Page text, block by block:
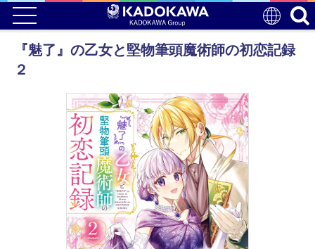
『魅了』の乙女と堅物筆頭魔術師の初恋記録
２